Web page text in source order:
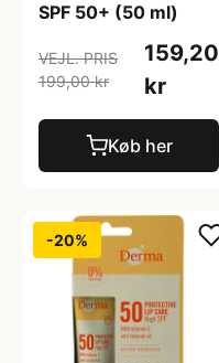
SPF 50+ (50 ml)
VEJL. PRIS
199,00 kr
159,20
kr
Køb her
-20%